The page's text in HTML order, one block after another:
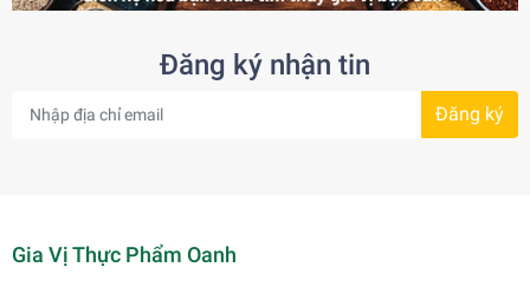
Đăng ký nhận tin
Đăng ký
Gia Vị Thực Phẩm Oanh